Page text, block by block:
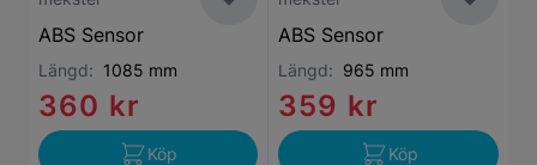
ABS Sensor
Längd: 1085 mm
360 kr
Köp
ABS Sensor
Längd: 965 mm
359 kr
Köp